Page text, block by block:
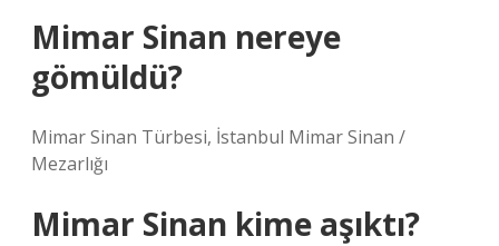
Mimar Sinan nereye
gömüldü?
Mimar Sinan Türbesi, İstanbul Mimar Sinan /
Mezarlığı
Mimar Sinan kime aşıktı?